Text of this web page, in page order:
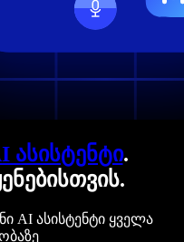
ასისტენტი.
AI ასისტენტი ყველა